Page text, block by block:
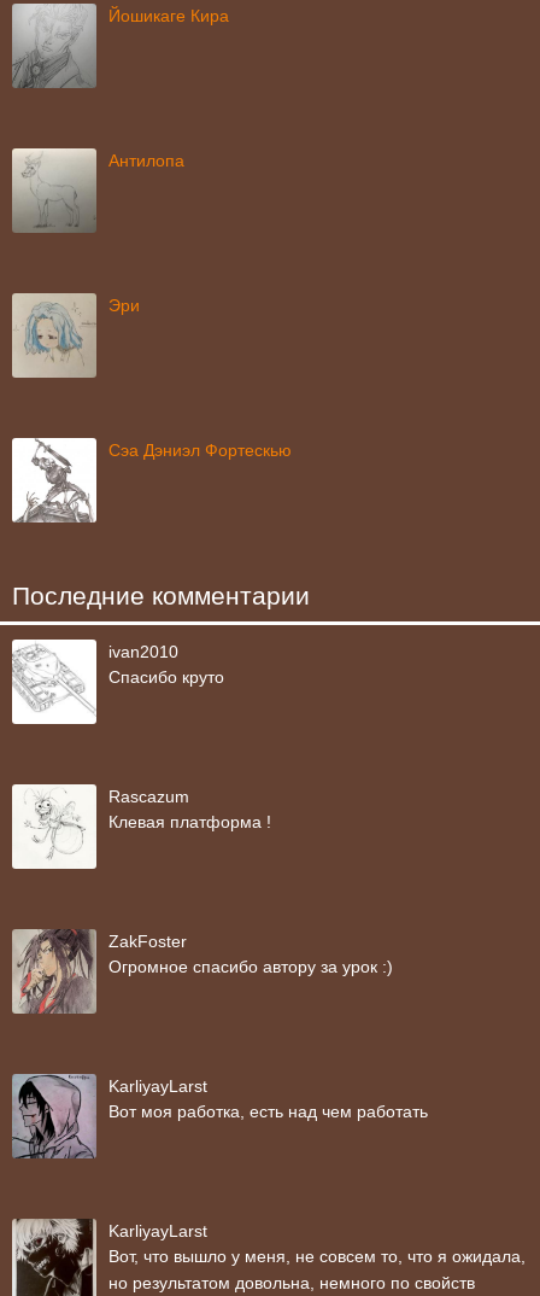
Йошикаге Кира
Антилопа
Эри
Сэа Дэниэл Фортескью
Последние комментарии
ivan2010
Спасибо круто
Rascazum
Клевая платформа !
ZakFoster
Огромное спасибо автору за урок :)
KarliyayLarst
Вот моя работка, есть над чем работать
KarliyayLarst
Вот, что вышло у меня, не совсем то, что я ожидала,
но результатом довольна, немного по свойств